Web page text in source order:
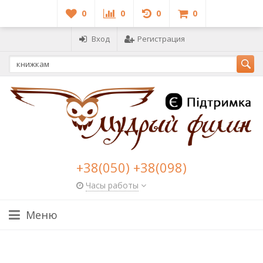
0 0 0 0
Вход Регистрация
+38(050) +38(098)
Часы работы
Меню